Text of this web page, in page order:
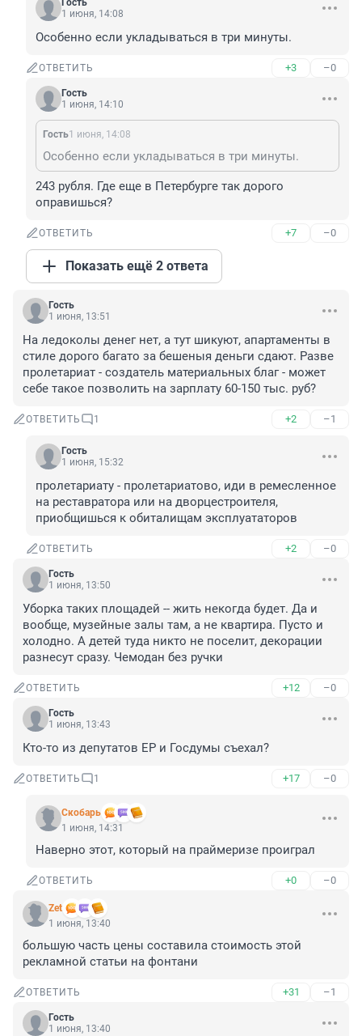
Гость
1 июня, 14:08
Особенно если укладываться в три минуты.
ОТВЕТИТЬ +3 –0
Гость
1 июня, 14:10
Гость1 июня, 14:08
Особенно если укладываться в три минуты.
243 рубля. Где еще в Петербурге так дорого
оправишься?
ОТВЕТИТЬ +7 –0
Показать ещё 2 ответа
Гость
1 июня, 13:51
На ледоколы денег нет, а тут шикуют, апартаменты в
стиле дорого багато за бешеныя деньги сдают. Разве
пролетариат - создатель материальных благ - может
себе такое позволить на зарплату 60-150 тыс. руб?
ОТВЕТИТЬ 1 +2 –1
Гость
1 июня, 15:32
пролетариату - пролетариатово, иди в ремесленное
на реставратора или на дворцестроителя,
приобщишься к обиталищам эксплуататоров
ОТВЕТИТЬ +2 –0
Гость
1 июня, 13:50
Уборка таких площадей -- жить некогда будет. Да и
вообще, музейные залы там, а не квартира. Пусто и
холодно. А детей туда никто не поселит, декорации
разнесут сразу. Чемодан без ручки
ОТВЕТИТЬ +12 –0
Гость
1 июня, 13:43
Кто-то из депутатов ЕР и Госдумы съехал?
ОТВЕТИТЬ 1 +17 –0
Скобарь
1 июня, 14:31
Наверно этот, который на праймеризе проиграл
ОТВЕТИТЬ +0 –0
Zet
1 июня, 13:40
большую часть цены составила стоимость этой
рекламной статьи на фонтани
ОТВЕТИТЬ +31 –1
Гость
1 июня, 13:40